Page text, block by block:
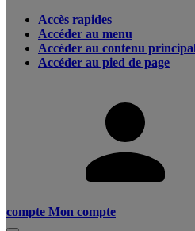
Accès rapides
Accéder au menu
Accéder au contenu
Accéder au pied de page
compte Mon compte